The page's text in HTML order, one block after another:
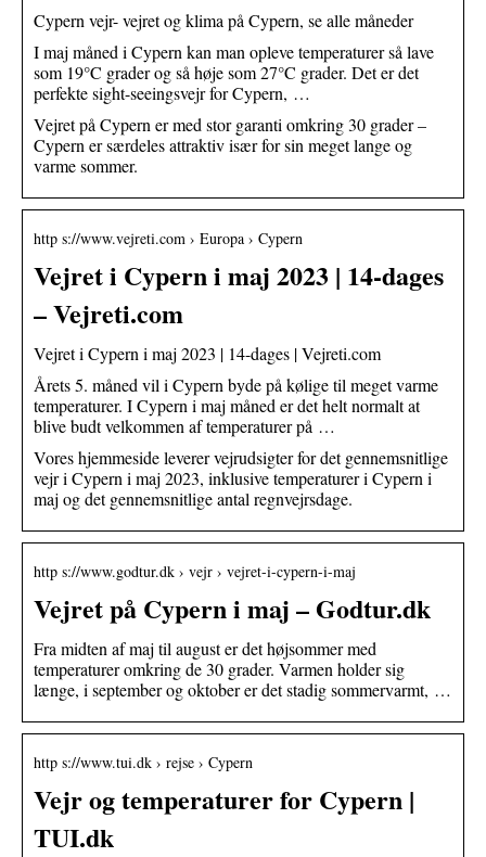
Cypern vejr- vejret og klima på Cypern, se alle måneder
I maj måned i Cypern kan man opleve temperaturer så lave
som 19°C grader og så høje som 27°C grader. Det er det
perfekte sight-seeingsvejr for Cypern, …
Vejret på Cypern er med stor garanti omkring 30 grader –
Cypern er særdeles attraktiv især for sin meget lange og
varme sommer.
http s://www.vejreti.com › Europa › Cypern
Vejret i Cypern i maj 2023 | 14-dages
– Vejreti.com
Vejret i Cypern i maj 2023 | 14-dages | Vejreti.com
Årets 5. måned vil i Cypern byde på kølige til meget varme
temperaturer. I Cypern i maj måned er det helt normalt at
blive budt velkommen af temperaturer på …
Vores hjemmeside leverer vejrudsigter for det gennemsnitlige
vejr i Cypern i maj 2023, inklusive temperaturer i Cypern i
maj og det gennemsnitlige antal regnvejrsdage.
http s://www.godtur.dk › vejr › vejret-i-cypern-i-maj
Vejret på Cypern i maj – Godtur.dk
Fra midten af maj til august er det højsommer med
temperaturer omkring de 30 grader. Varmen holder sig
længe, i september og oktober er det stadig sommervarmt, …
http s://www.tui.dk › rejse › Cypern
Vejr og temperaturer for Cypern |
TUI.dk